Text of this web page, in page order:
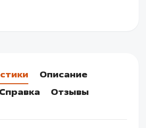
Описание
Справка
Отзывы